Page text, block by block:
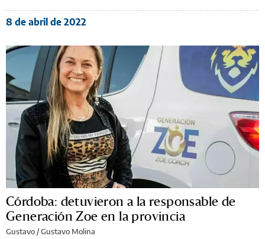
8 de abril de 2022
Córdoba: detuvieron a la responsable de
Generación Zoe en la provincia
Gustavo /Gustavo Molina